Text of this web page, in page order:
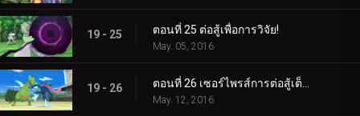
19 - 25 ตอนที่ 25 ต่อสู้เพื่อการวิจัย!
May. 05, 2016
19 - 26
May. 12, 2016